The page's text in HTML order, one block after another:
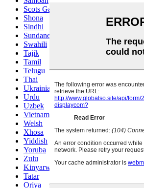
Scots Gaelic
Shona
Sindhi
Sundanese
Swahili
Tajik
Tamil
Telugu
Thai
Ukrainian
Urdu
Uzbek
Vietnamese
Welsh
Xhosa
Yiddish
Yoruba
Zulu
Kinyarwanda
Tatar
Oriya